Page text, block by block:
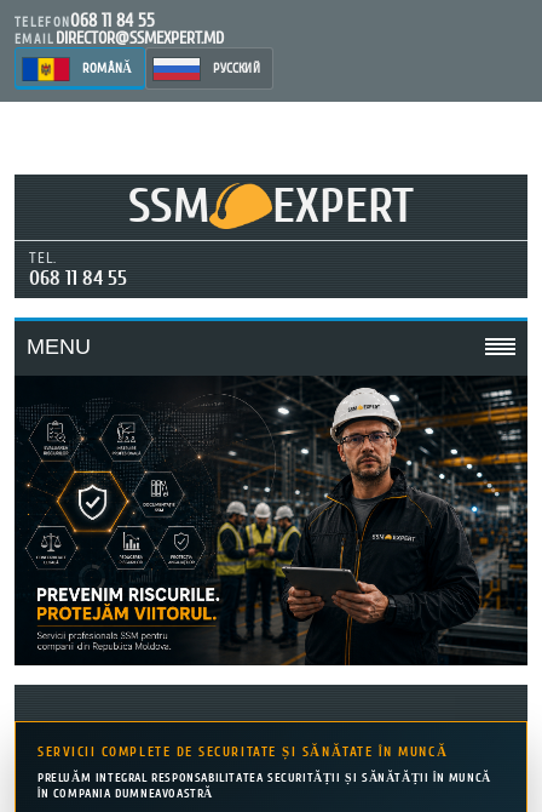
TELEFON068 11 84 55
EMAIL DIRECTOR@SSMEXPERT.MD
ROMÂNĂ РУССКИЙ
SSM EXPERT
TEL.
068 11 84 55
MENU
SERVICII COMPLETE DE SECURITATE ȘI SĂNĂTATE ÎN MUNCĂ
PRELUĂM INTEGRAL RESPONSABILITATEA SECURITĂȚII ȘI SĂNĂTĂȚII ÎN MUNCĂ
ÎN COMPANIA DUMNEAVOASTRĂ